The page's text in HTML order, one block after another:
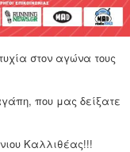
στον αγώνα τους
που μας δείξατε
Καλλιθέας!!!